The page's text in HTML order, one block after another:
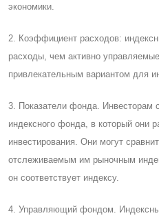
экономики.
2. Коэффициент расходов:
расходы, чем активно
привлекательным вариантом для
3. Показатели фонда. Инвесторам
индексного фонда, в который они
инвестирования. Они могут
отслеживаемым им рыночным
он соответствует индексу.
4. Управляющий фондом.